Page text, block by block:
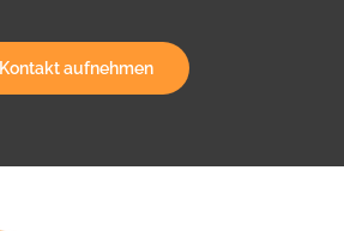
Kontakt aufnehmen